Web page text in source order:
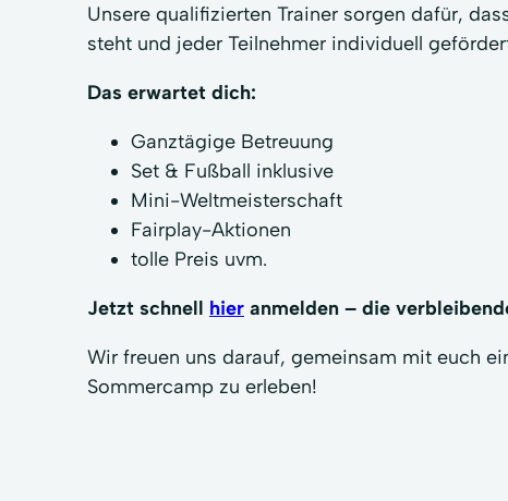
Unsere qualifizierten Trainer sorgen dafür,
steht und jeder Teilnehmer individuell
Das erwartet dich:
Ganztägige Betreuung
Set & Fußball inklusive
Mini-Weltmeisterschaft
Fairplay-Aktionen
tolle Preis uvm.
Jetzt schnell hier anmelden – die
Wir freuen uns darauf, gemeinsam mit euch
Sommercamp zu erleben!